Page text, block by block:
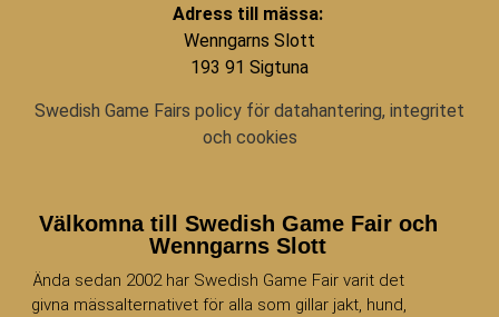
Adress till mässa:
Wenngarns Slott
193 91 Sigtuna
Swedish Game Fairs policy för datahantering, integritet
och cookies
Välkomna till Swedish Game Fair och
Wenngarns Slott
Ända sedan 2002 har Swedish Game Fair varit det
givna mässalternativet för alla som gillar jakt, hund,